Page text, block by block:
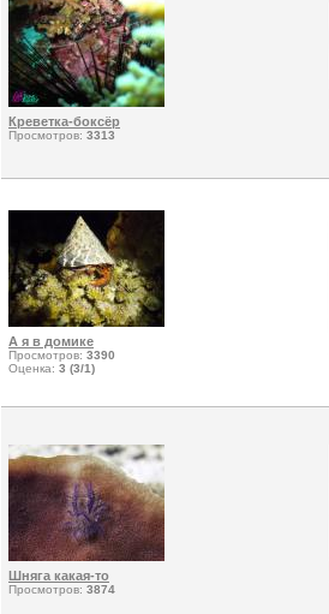
Креветка-боксёр
Просмотров: 3313
А я в домике
Просмотров: 3390
Оценка: 3 (3/1)
Шняга какая-то
Просмотров: 3874